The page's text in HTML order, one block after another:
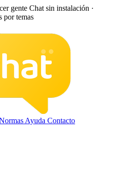
gente Chat sin instalación ·
por temas
Ayuda Contacto